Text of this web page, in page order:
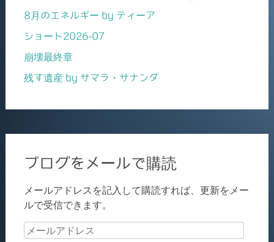
8月のエネルギー by ティーア
ショート2026-07
崩壊最終章
残す遺産 by サマラ・サナンダ
ブログをメールで購読
メールアドレスを記入して購読すれば、更新をメー
ルで受信できます。
メ